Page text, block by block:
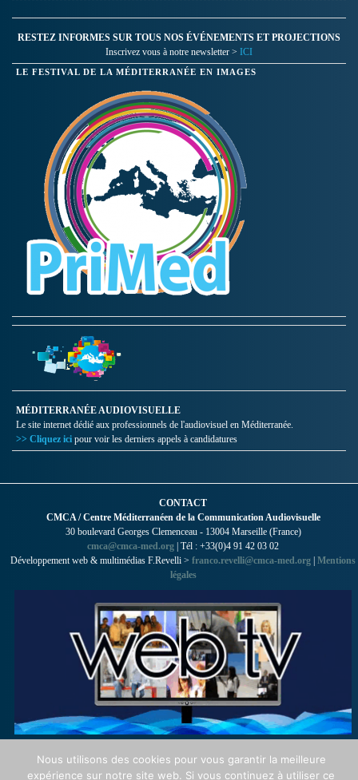
RESTEZ INFORMES SUR TOUS NOS ÉVÉNEMENTS ET PROJECTIONS
Inscrivez vous à notre newsletter > ICI
LE FESTIVAL DE LA MÉDITERRANÉE EN IMAGES
MÉDITERRANÉE AUDIOVISUELLE
Le site internet dédié aux professionnels de l'audiovisuel en Méditerranée.
>> Cliquez ici pour voir les derniers appels à candidatures
CONTACT
CMCA / Centre Méditerranéen de la Communication Audiovisuelle
30 boulevard Georges Clemenceau - 13004 Marseille (France)
cmca@cmca-med.org | Tél : +33(0)4 91 42 03 02
Développement web & multimédias F.Revelli > franco.revelli@cmca-med.org | Mentions
légales
Nous utilisons des cookies pour vous garantir la meilleure
expérience sur notre site web. Si vous continuez à utiliser ce